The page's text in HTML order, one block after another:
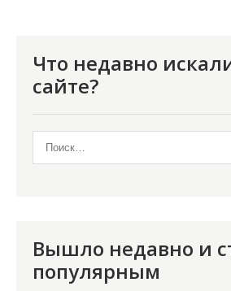
Что недавно
сайте?
Вышло недавно и
популярным